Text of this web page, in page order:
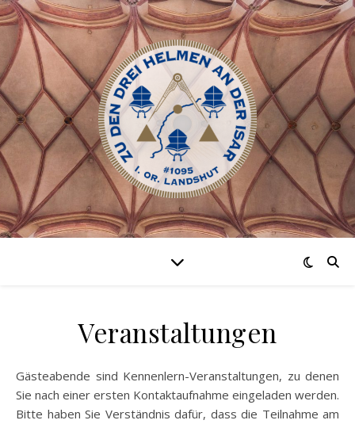
Veranstaltungen
Gästeabende sind Kennenlern-Veranstaltungen, zu denen
Sie nach einer ersten Kontaktaufnahme eingeladen werden.
Bitte haben Sie Verständnis dafür, dass die Teilnahme am